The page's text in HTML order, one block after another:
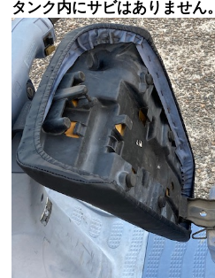
タンク内にサビはありません。